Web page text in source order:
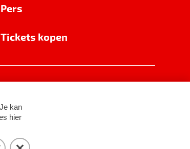
Pers
Tickets kopen